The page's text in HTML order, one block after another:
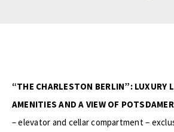
“THE CHARLESTON BERLIN”: LUXURY
AMENITIES AND A VIEW OF
– elevator and cellar compartment –